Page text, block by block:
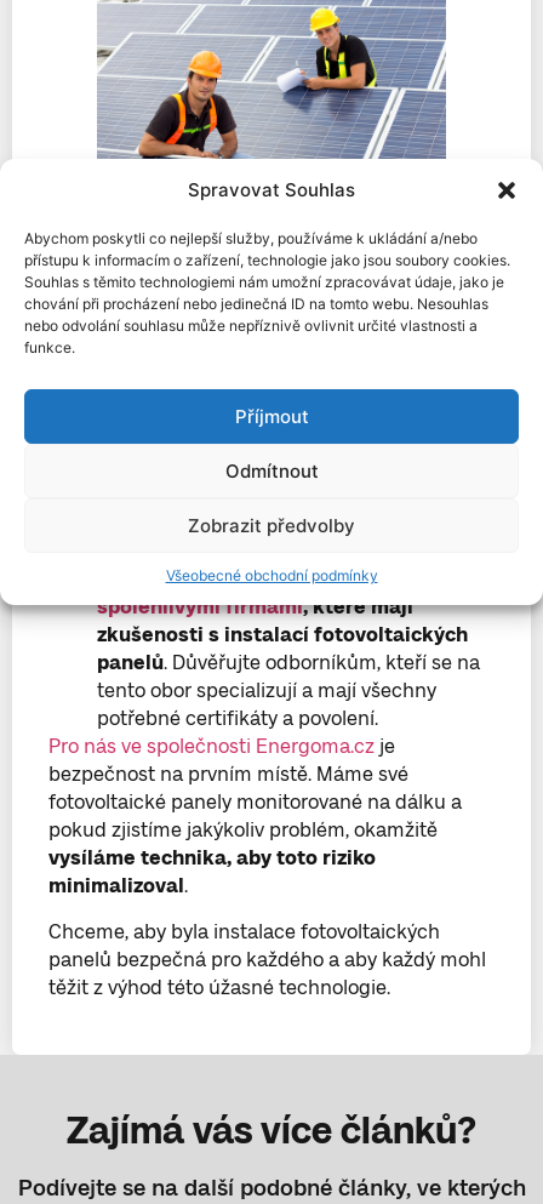
Spravovat Souhlas
Abychom poskytli co nejlepší služby, používáme k ukládání a/nebo
přístupu k informacím o zařízení, technologie jako jsou soubory cookies.
Souhlas s těmito technologiemi nám umožní zpracovávat údaje, jako je
chování při procházení nebo jedinečná ID na tomto webu. Nesouhlas
nebo odvolání souhlasu může nepříznivě ovlivnit určité vlastnosti a
funkce.
Příjmout
Odmítnout
Zobrazit předvolby
Všeobecné obchodní podmínky
Zkontrolujte, zda Vaše pojištění domova
pokrývá poškození způsobené požárem v
souvislosti s vašimi fotovoltaickými
panely. Většina pojišťovacích společností
Neinstalujte své panely na místech, kde
by mohly být náchylné k požárům.
Například pokud jsou vaše panely umístěny
nebyly v kontaktu s větvemi a listy, které by
Pracujte s profesionálními a
spolehlivými firmami, které mají
zkušenosti s instalací fotovoltaických
panelů. Důvěřujte odborníkům, kteří se na
tento obor specializují a mají všechny
potřebné certifikáty a povolení.
Pro nás ve společnosti Energoma.cz je
bezpečnost na prvním místě. Máme své
fotovoltaické panely monitorované na dálku a
pokud zjistíme jakýkoliv problém, okamžitě
vysíláme technika, aby toto riziko
minimalizoval .
Chceme, aby byla instalace fotovoltaických
panelů bezpečná pro každého a aby každý mohl
těžit z výhod této úžasné technologie.
Zajímá vás více článků?
Podívejte se na další podobné články, ve kterých